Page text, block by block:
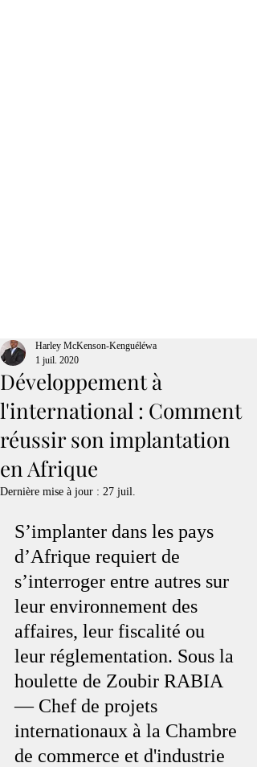
Développement à
l'international : Comment
réussir son implantation
en Afrique
Harley McKenson-Kenguéléwa
1 juil. 2020
Dernière mise à jour : 27 juil.
S’implanter dans les pays
d’Afrique requiert de
s’interroger entre autres sur
leur environnement des
affaires, leur fiscalité ou
leur réglementation. Sous la
houlette de Zoubir RABIA
— Chef de projets
internationaux à la Chambre
de commerce et d'industrie